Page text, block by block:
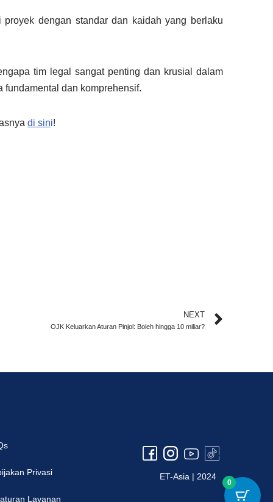
dengan standar dan kaidah yang berlaku
tim legal sangat penting dan krusial dalam
fundamental dan komprehensif.
di sini!
NEXT
OJK Keluarkan Aturan Pinjol: Boleh hingga 10 miliar?
Privasi
Layanan
ET-Asia | 2024
0